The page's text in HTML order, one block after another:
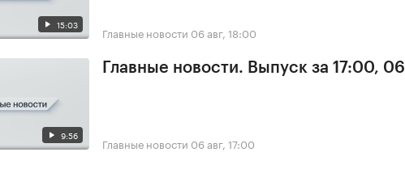
15:03 Главные новости 06 авг, 18:00
9:56
Главные новости. Выпуск за 17:00,
Главные новости 06 авг, 17:00